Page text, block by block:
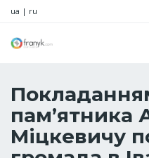
ua | ru
пам’ятника
Міцкевичу